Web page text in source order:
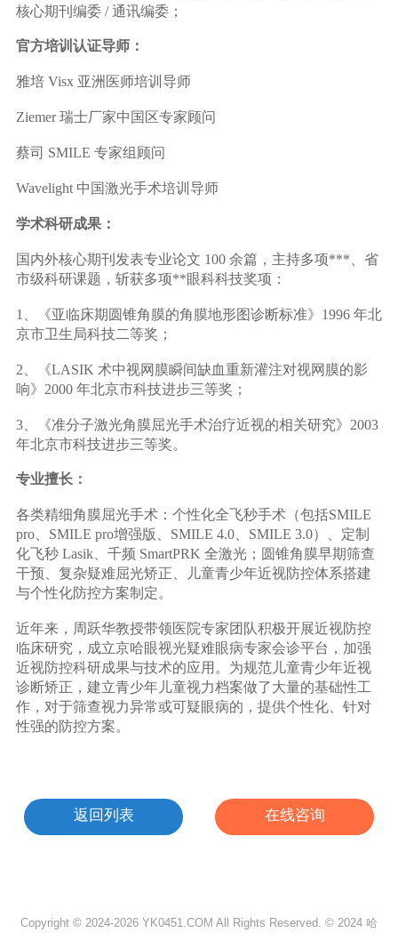
核心期刊编委 / 通讯编委；
官方培训认证导师：
雅培 Visx 亚洲医师培训导师
Ziemer 瑞士厂家中国区专家顾问
蔡司 SMILE 专家组顾问
Wavelight 中国激光手术培训导师
学术科研成果：
国内外核心期刊发表专业论文 100 余篇，主持多项***、省
市级科研课题，斩获多项**眼科科技奖项：
1、《亚临床期圆锥角膜的角膜地形图诊断标准》1996 年北
京市卫生局科技二等奖；
2、《LASIK 术中视网膜瞬间缺血重新灌注对视网膜的影
响》2000 年北京市科技进步三等奖；
3、《准分子激光角膜屈光手术治疗近视的相关研究》2003
年北京市科技进步三等奖。
专业擅长：
各类精细角膜屈光手术：个性化全飞秒手术（包括SMILE
pro、SMILE pro增强版、SMILE 4.0、SMILE 3.0）、定制
化飞秒 Lasik、千频 SmartPRK 全激光；圆锥角膜早期筛查
干预、复杂疑难屈光矫正、儿童青少年近视防控体系搭建
与个性化防控方案制定。
近年来，周跃华教授带领医院专家团队积极开展近视防控
临床研究，成立京哈眼视光疑难眼病专家会诊平台，加强
近视防控科研成果与技术的应用。为规范儿童青少年近视
诊断矫正，建立青少年儿童视力档案做了大量的基础性工
作，对于筛查视力异常或可疑眼病的，提供个性化、针对
性强的防控方案。
返回列表 在线咨询
Copyright © 2024-2026 YK0451.COM All Rights Reserved. © 2024 哈